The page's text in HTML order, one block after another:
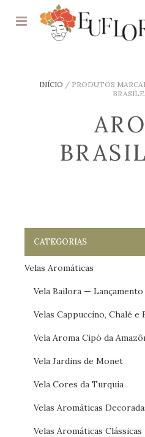
INÍCIO /PRODUTOS
CATEGORIAS
Velas Aromáticas
Vela Bailora — Lançamento
Velas Cappuccino, Chalé e
Vela Aroma Cipó da
Vela Jardins de Monet
Vela Cores da Turquia
Velas Aromáticas
Velas Aromáticas Clássicas